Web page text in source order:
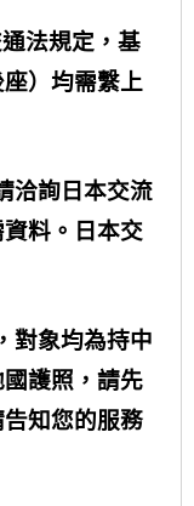
法規定，基
）均需繫上
洽詢日本交流
料。日本交
對象均為持中
護照，請先
知您的服務